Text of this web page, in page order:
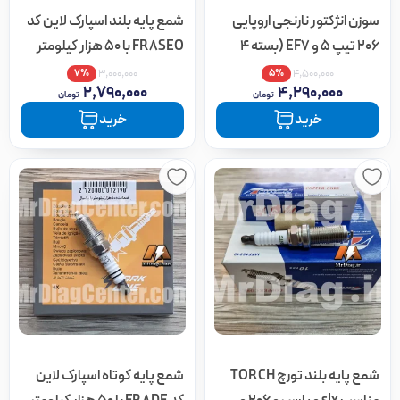
سوزن انژکتور نارنجی اروپایی
206 تیپ 5 و EF7 (بسته 4
عددی) (اقساطی)۵% ۴,۵۰۰,۰۰۰
۴,۲۹۰,۰۰۰ تومان
خرید
شمع پایه بلند اسپارک لاین کد
FR8SEO با 50 هزار کیلومتر
گارانتی (اقساطی)۷% ۳,۰۰۰,۰۰۰
۲,۷۹۰,۰۰۰ تومان
خرید
شمع پایه بلند تورچ TORCH
شمع پایه کوتاه اسپارک لاین